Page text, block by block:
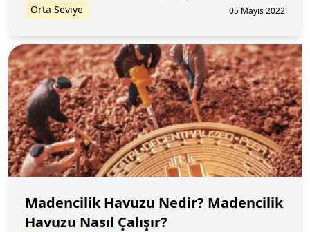
Orta Seviye 05 Mayıs 2022
Madencilik Havuzu Nedir? Madencilik
Havuzu Nasıl Çalışır?